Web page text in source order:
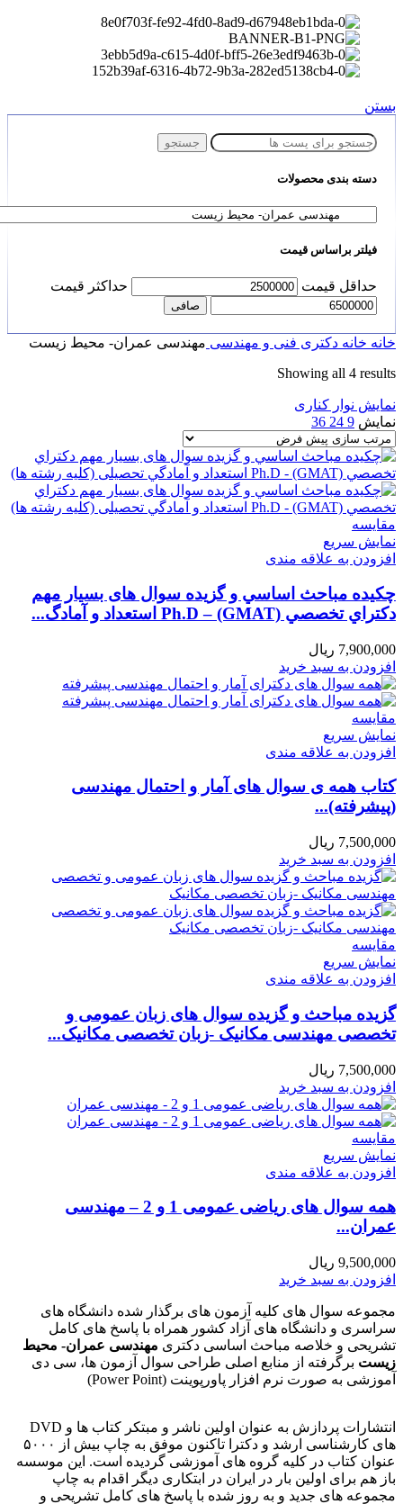
بستن
جستجو
دسته بندی محصولات
فیلتر براساس قیمت
حداقل قیمت حداكثر قيمت
صافی
خانه خانه دکتری فنی و مهندسی مهندسی عمران- محیط زیست
Showing all 4 results
نمایش نوار کناری
نمایش 9
24
36
مقايسه
نمایش سریع
افزودن به علاقه مندی
چکیده مباحث اساسي و گزیده سوال های بسیار مهم
دكتراي تخصصي Ph.D – (GMAT) استعداد و آمادگ...
7,900,000 ریال
افزودن به سبد خرید
مقايسه
نمایش سریع
افزودن به علاقه مندی
کتاب همه ی سوال های آمار و احتمال مهندسی
(پیشرفته)...
7,500,000 ریال
افزودن به سبد خرید
مقايسه
نمایش سریع
افزودن به علاقه مندی
گزیده مباحث و گزیده سوال های زبان عمومی و
تخصصی مهندسی مکانیک -زبان تخصصی مکانیک...
7,500,000 ریال
افزودن به سبد خرید
مقايسه
نمایش سریع
افزودن به علاقه مندی
همه سوال های ریاضی عمومی 1 و 2 – مهندسی
عمران...
9,500,000 ریال
افزودن به سبد خرید
مجموعه سوال های کلیه آزمون های برگذار شده دانشگاه های
سراسری و دانشگاه های آزاد کشور همراه با پاسخ های کامل
تشریحی و خلاصه مباحث اساسی دکتری مهندسی عمران- محیط
زیست برگرفته از منابع اصلی طراحی سوال آزمون ها، سی دی
آموزشی به صورت نرم افزار پاورپوینت (Power Point)
انتشارات پردازش به عنوان اولین ناشر و مبتکر کتاب ها و DVD
های کارشناسی ارشد و دکترا تاکنون موفق به چاپ بیش از ۵۰۰۰
عنوان کتاب در کلیه گروه های آموزشی گردیده است. این موسسه
باز هم برای اولین بار در ایران در ابتکاری دیگر اقدام به چاپ
مجموعه های جدید و به روز شده با پاسخ های کامل تشریحی و